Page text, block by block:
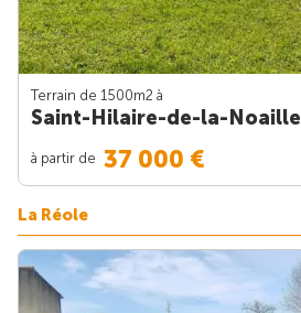
Terrain de 1500m2 à
Saint-Hilaire-de-la-Noaille
à partir de 37 000 €
La Réole